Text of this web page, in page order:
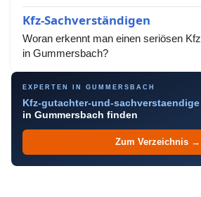
Kfz-Sachverständigen
Woran erkennt man einen seriösen
in Gummersbach?
EXPERTEN IN GUMMERSBACH
Kfz-gutachter-und-sachverstaendige
in Gummersbach finden
Zum Verzeichnis →